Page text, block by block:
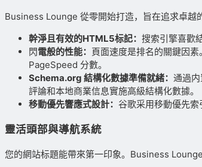
Business Lounge 從零開始打造，旨在追求卓越
幹淨且有效的HTML5标記： 搜索引擎喜歡
閃電般的性能： 頁面速度是排名的關鍵因
PageSpeed 分數。
Schema.org 結構化數據準備就緒： 通過
評論和本地商業信息實施高級結構化數據。
移動優先響應式設計： 谷歌采用移動優先
靈活頭部與導航系統
您的網站标題能帶來第一印象。Business